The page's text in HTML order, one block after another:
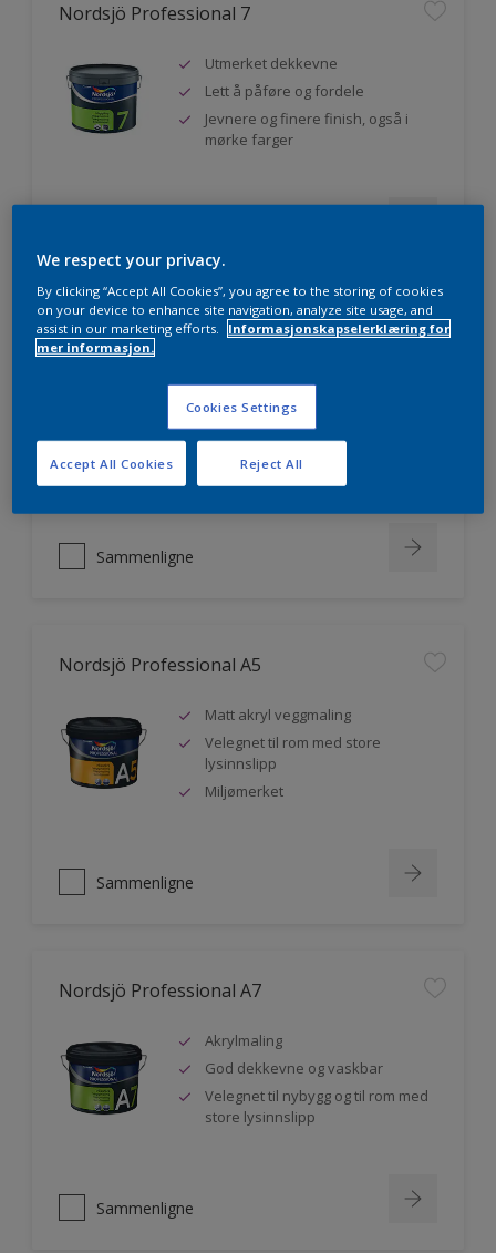
Nordsjö Professional 7
Utmerket dekkevne
Lett å påføre og fordele
Jevnere og finere finish, også i
mørke farger
Nordsjö Professional 20
Veggmaling med god dekkevne
Utviklet av og for profesjonelle
malere
Miljømerket
Sammenligne
Nordsjö Professional A5
Matt akryl veggmaling
Velegnet til rom med store
lysinnslipp
Miljømerket
Sammenligne
Nordsjö Professional A7
Akrylmaling
God dekkevne og vaskbar
Velegnet til nybygg og til rom med
store lysinnslipp
Sammenligne
We respect your privacy.
By clicking “Accept All Cookies”, you agree to the storing of cookies
on your device to enhance site navigation, analyze site usage, and
assist in our marketing efforts.
Informasjonskapselerklæring for
mer informasjon.
Cookies Settings
Reject All
Accept All Cookies